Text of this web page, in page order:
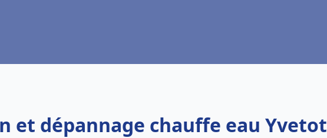
et dépannage chauffe eau Yvetot